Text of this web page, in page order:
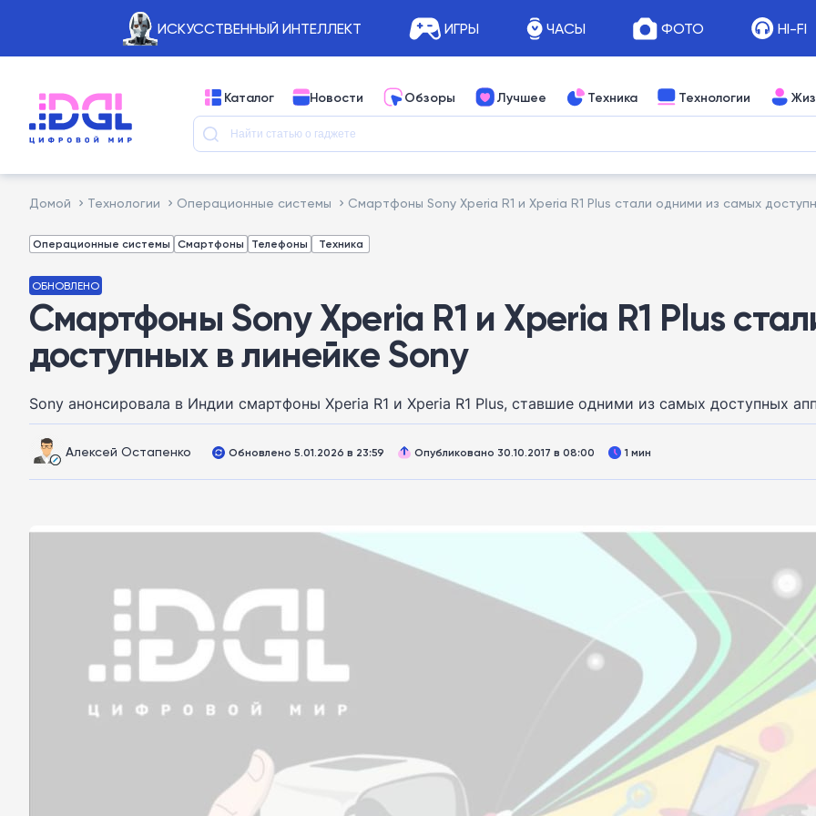
ИСКУССТВЕННЫЙ ИНТЕЛЛЕКТ ИГРЫ ЧАСЫ ФОТО HI-FI
Каталог Новости Обзоры Лучшее Техника Технологии
Домой Технологии Операционные системы Смартфоны Sony Xperia R1 и Xperia R1 Plus стали одними из самых
Операционные системы Смартфоны Телефоны Техника
ОБНОВЛЕНО
Смартфоны Sony Xperia R1 и Xperia R1 Plus
доступных в линейке Sony
Sony анонсировала в Индии смартфоны Xperia R1 и Xperia R1 Plus, ставшие одними из самых доступных
Алексей Остапенко Обновлено 5.01.2026 в 23:59 Опубликовано 30.10.2017 в 08:00 1 мин